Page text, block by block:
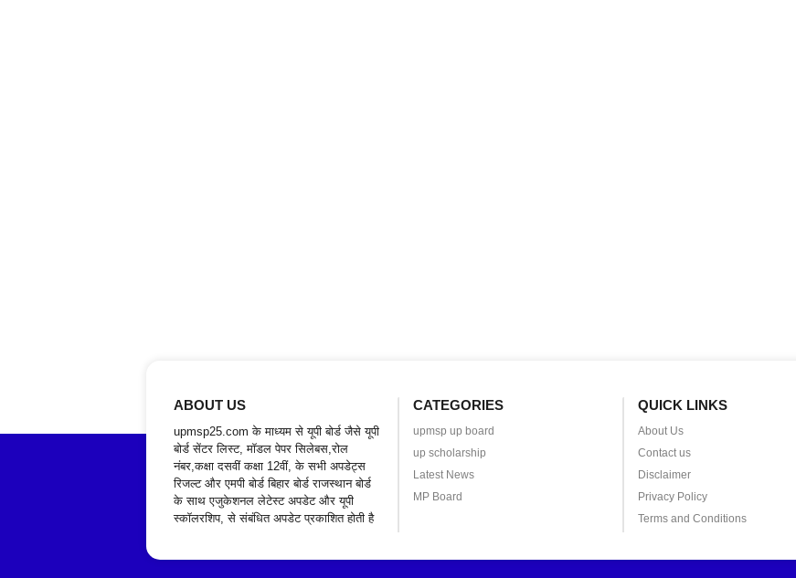
ABOUT US
upmsp25.com के माध्यम से यूपी बोर्ड जैसे यूपी
बोर्ड सेंटर लिस्ट, मॉडल पेपर सिलेबस,रोल
नंबर,कक्षा दसवीं कक्षा 12वीं, के सभी अपडेट्स
रिजल्ट और एमपी बोर्ड बिहार बोर्ड राजस्थान बोर्ड
के साथ एजुकेशनल लेटेस्ट अपडेट और यूपी
स्कॉलरशिप, से संबंधित अपडेट प्रकाशित होती है
CATEGORIES
upmsp up board
up scholarship
Latest News
MP Board
QUICK LINKS
About Us
Contact us
Disclaimer
Privacy Policy
Terms and Conditions